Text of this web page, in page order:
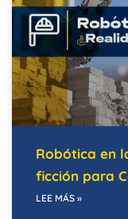
Robótica en
ficción para
LEE MÁS »